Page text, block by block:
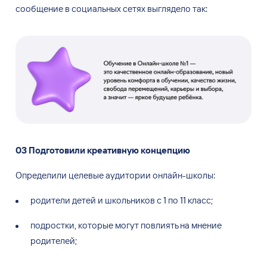
сообщение в социальных сетях выглядело так:
03 Подготовили креативную концепцию
Определили целевые аудитории онлайн-школы:
родители детей и школьников с1 по 11 класс;
подростки, которые могут повлиять на мнение
родителей;